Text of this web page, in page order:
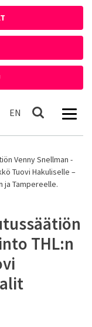
EN In English
Haku
Venny Snellman -
Tuovi Hakuliselle –
ja Tampereelle.
THL:n